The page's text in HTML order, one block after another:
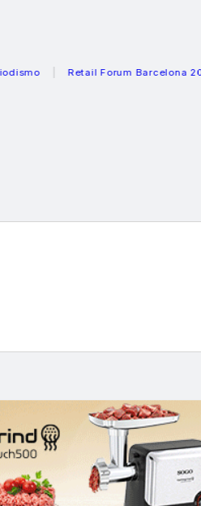
Retail Forum Barcelona 2026